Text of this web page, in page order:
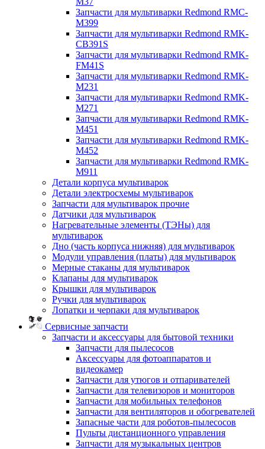
Запчасти для мультиварки Redmond RMC-
M399
Запчасти для мультиварки Redmond RMK-
CB391S
Запчасти для мультиварки Redmond RMK-
FM41S
Запчасти для мультиварки Redmond RMK-
M231
Запчасти для мультиварки Redmond RMK-
M271
Запчасти для мультиварки Redmond RMK-
M451
Запчасти для мультиварки Redmond RMK-
M452
Запчасти для мультиварки Redmond RMK-
M911
Детали корпуса мультиварок
Детали электросхемы мультиварок
Запчасти для мультиварок прочие
Датчики для мультиварок
Нагревательные элементы (ТЭНы) для
мультиварок
Дно (часть корпуса нижняя) для мультиварок
Модули управления (платы) для мультиварок
Мерные стаканы для мультиварок
Клапаны для мультиварок
Крышки для мультиварок
Ручки для мультиварок
Лопатки и черпаки для мультиварок
Сервисные запчасти
Запчасти и аксессуары для бытовой техники
Запчасти для пылесосов
Аксессуары для фотоаппаратов и
видеокамер
Запчасти для утюгов и отпаривателей
Запчасти для телевизоров и мониторов
Запчасти для мобильных телефонов
Запчасти для вентиляторов и обогревателей
Запасные части для роботов-пылесосов
Пульты дистанционного управления
Запчасти для музыкальных центров